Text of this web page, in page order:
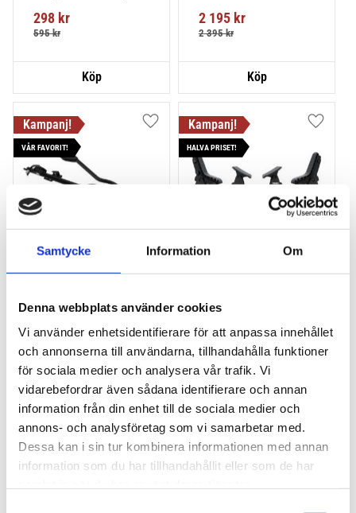
Samtycke Information Om
Denna webbplats använder cookies
Vi använder enhetsidentifierare för att anpassa innehållet
och annonserna till användarna, tillhandahålla funktioner
för sociala medier och analysera vår trafik. Vi
vidarebefordrar även sådana identifierare och annan
information från din enhet till de sociala medier och
annons- och analysföretag som vi samarbetar med.
Dessa kan i sin tur kombinera informationen med annan
information som du har tillhandahållit eller som de har
montering på din bil.
298 kr
595kr
2 195 kr
2 395kr
Storsäljande
takcykelhållare
2 395kr
2 595 kr
VÅR FAVORIT!
Lägg till i favoriter
Horisontell kajakhållare
1 495kr
3 145kr
HALVA PRISET!
Lägg
Lägg till i favoriter
POPULÄRAST!
Lägg